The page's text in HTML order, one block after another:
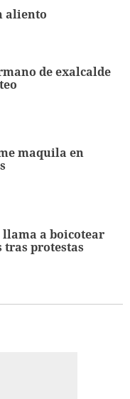
aliento
de exalcalde
maquila en
a boicotear
tras protestas